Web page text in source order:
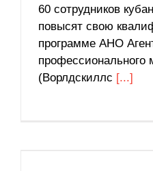
60 сотрудников
повысят свою
программе АНО
профессионального
(Ворлдскиллс [...]